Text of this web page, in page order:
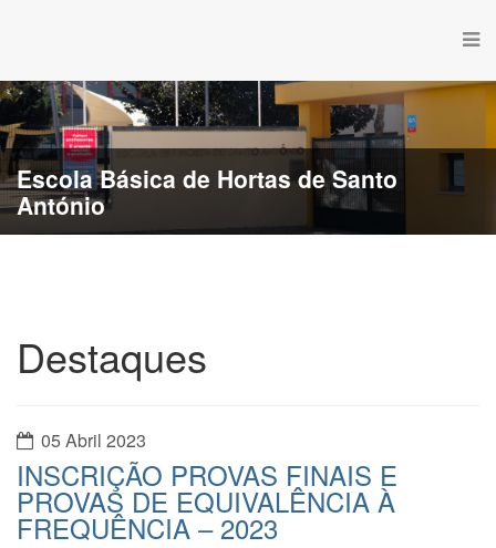
Escola Básica de Hortas de Santo
António
Destaques
05 Abril 2023
INSCRIÇÃO PROVAS FINAIS E
PROVAS DE EQUIVALÊNCIA À
FREQUÊNCIA – 2023